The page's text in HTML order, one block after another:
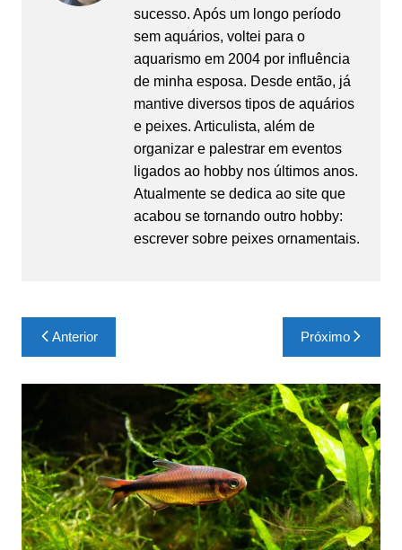
sucesso. Após um longo período
sem aquários, voltei para o
aquarismo em 2004 por influência
de minha esposa. Desde então, já
mantive diversos tipos de aquários
e peixes. Articulista, além de
organizar e palestrar em eventos
ligados ao hobby nos últimos anos.
Atualmente se dedica ao site que
acabou se tornando outro hobby:
escrever sobre peixes ornamentais.
Navegação
de
Post
Anterior Próximo